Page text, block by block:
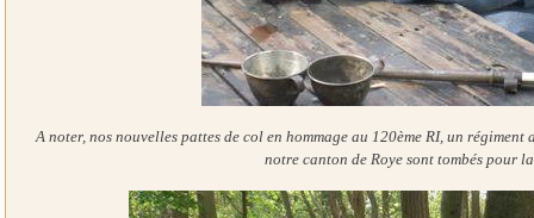
A noter, nos nouvelles pattes de col en hommage au 120ème RI, un
notre canton de Roye sont tombés pour